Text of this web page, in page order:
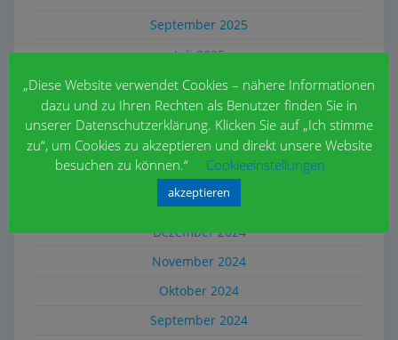
September 2025
Juli 2025
Juni 2025
Mai 2025
April 2025
März 2025
Februar 2025
Dezember 2024
November 2024
Oktober 2024
September 2024
„Diese Website verwendet Cookies – nähere Informationen
dazu und zu Ihren Rechten als Benutzer finden Sie in
unserer Datenschutzerklärung. Klicken Sie auf „Ich stimme
zu“, um Cookies zu akzeptieren und direkt unsere Website
besuchen zu können.“
Cookieeinstellungen
akzeptieren